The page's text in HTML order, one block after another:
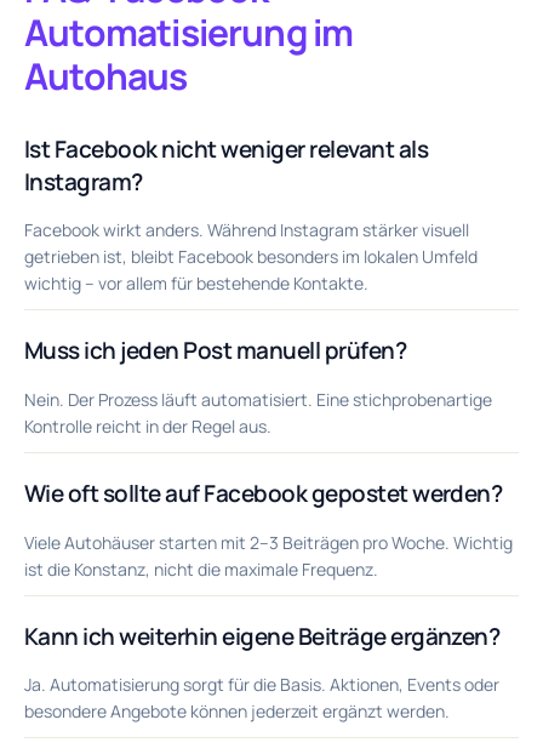
Automatisierung im
Autohaus
Ist Facebook nicht weniger relevant als
Instagram?
Facebook wirkt anders. Während Instagram stärker visuell
getrieben ist, bleibt Facebook besonders im lokalen Umfeld
wichtig – vor allem für bestehende Kontakte.
Muss ich jeden Post manuell prüfen?
Nein. Der Prozess läuft automatisiert. Eine stichprobenartige
Kontrolle reicht in der Regel aus.
Wie oft sollte auf Facebook gepostet werden?
Viele Autohäuser starten mit 2–3 Beiträgen pro Woche. Wichtig
ist die Konstanz, nicht die maximale Frequenz.
Kann ich weiterhin eigene Beiträge ergänzen?
Ja. Automatisierung sorgt für die Basis. Aktionen, Events oder
besondere Angebote können jederzeit ergänzt werden.